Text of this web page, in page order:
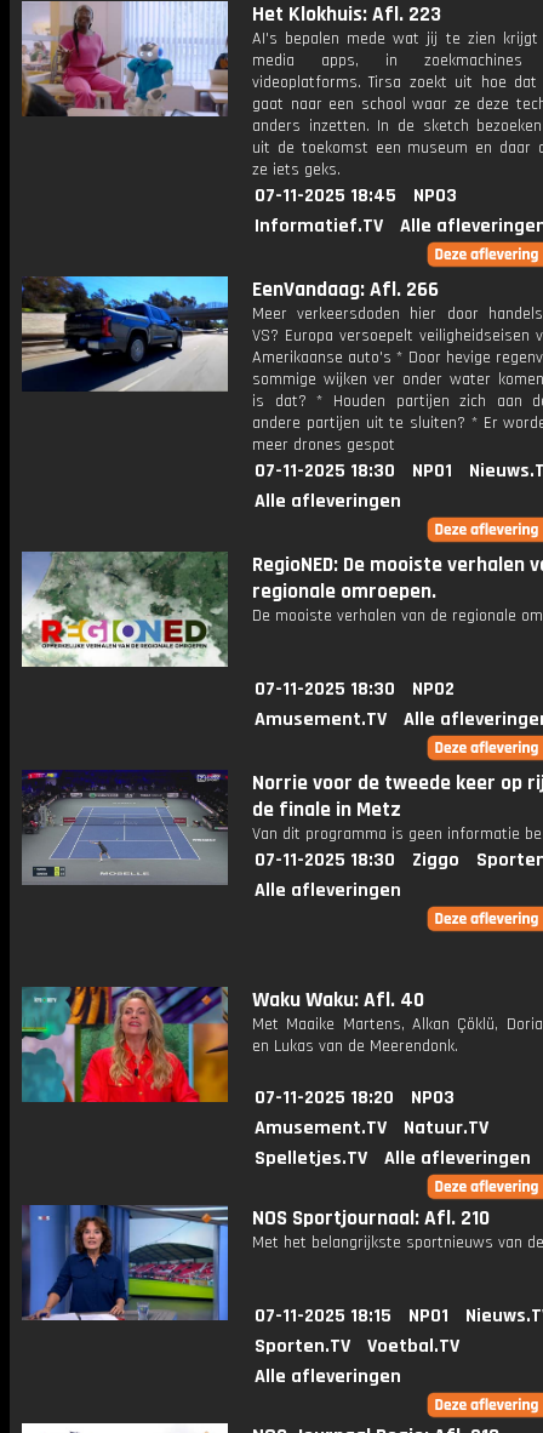
Het Klokhuis: Afl. 223
AI's bepalen mede wat jij te zien krijgt
media apps, in
videoplatforms. Tirsa zoekt uit hoe
gaat naar een school waar ze deze
anders inzetten. In de sketch
uit de toekomst een museum en daar
ze iets geks.
07-11-2025 18:45
NPO3
Informatief.TV
Alle
EenVandaag: Afl. 266
Meer verkeersdoden hier door
VS? Europa versoepelt veiligheidseisen
Amerikaanse auto's * Door hevige
sommige wijken ver onder water
is dat? * Houden partijen zich aan
andere partijen uit te sluiten? * Er
meer drones gespot
07-11-2025 18:30 NPO1
Alle afleveringen
RegioNED: De mooiste verhalen
regionale omroepen.
De mooiste verhalen van de regionale
07-11-2025 18:30
NPO2
Amusement.TV
Alle
Norrie voor de tweede keer op
de finale in Metz
Van dit programma is geen informatie
07-11-2025 18:30 Ziggo
Alle afleveringen
Waku Waku: Afl. 40
Met Maaike Martens, Alkan Çöklü,
en Lukas van de Meerendonk.
07-11-2025 18:20
NPO3
Amusement.TV
Natuur.TV
Spelletjes.TV
Alle afleveringen
NOS Sportjournaal: Afl. 210
Met het belangrijkste sportnieuws van
07-11-2025 18:15 NPO1
Sporten.TV
Voetbal.TV
Alle afleveringen